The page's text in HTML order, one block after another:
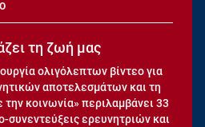
τη ζωή μας
ολιγόλεπτων βίντεο για
αποτελεσμάτων και τη
κοινωνία» περιλαμβάνει 33
συνεντεύξεις ερευνητριών και